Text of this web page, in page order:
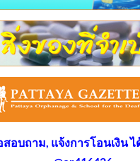
อบถาม, แจ้งการโอนเงิน ไ